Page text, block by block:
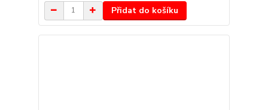
Přidat do košíku